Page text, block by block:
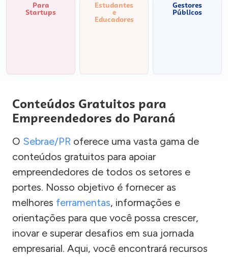
Para
Startups
Estudantes
e
Educadores
Gestores
Públicos
Conteúdos Gratuitos para
Empreendedores do Paraná
O Sebrae/PR oferece uma vasta gama de
conteúdos gratuitos para apoiar
empreendedores de todos os setores e
portes. Nosso objetivo é fornecer as
melhores ferramentas, informações e
orientações para que você possa crescer,
inovar e superar desafios em sua jornada
empresarial. Aqui, você encontrará recursos